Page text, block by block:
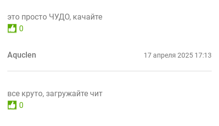
это просто ЧУДО, качайте
0
Aquclen 17 апреля 2025 17:13
все круто, загружайте чит
0